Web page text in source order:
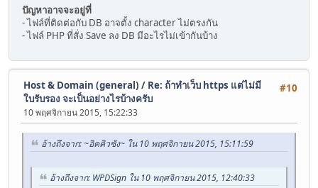
ปัญหาอาจจะอยู่ที่
- ไฟล์ที่ติดต่อกับ DB อาจตั้ง character ไม่ตรงกัน
- ไฟล์ PHP ที่สั่ง Save ลง DB มีอะไรไม่เข้ากันบ้าง
#10
Host & Domain (general) / Re: ถ้าทำเว็บ https แต่ไม่มี
ใบรับรอง จะเป็นอย่างไรบ้างครับ
10 พฤศจิกายน 2015, 15:22:33
อ้างถึงจาก: ~อิคคิวซัง~ ใน 10 พฤศจิกายน 2015, 15:11:59
อ้างถึงจาก: WPDSign ใน 10 พฤศจิกายน 2015, 12:40:33